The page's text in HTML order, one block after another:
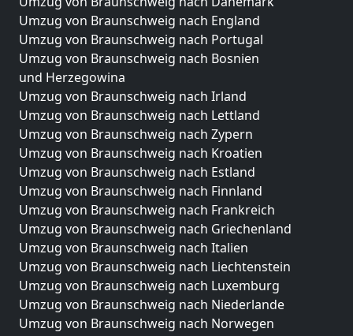
Umzug von Braunschweig nach England
Umzug von Braunschweig nach Portugal
Umzug von Braunschweig nach Bosnien
und Herzegowina
Umzug von Braunschweig nach Irland
Umzug von Braunschweig nach Lettland
Umzug von Braunschweig nach Zypern
Umzug von Braunschweig nach Kroatien
Umzug von Braunschweig nach Estland
Umzug von Braunschweig nach Finnland
Umzug von Braunschweig nach Frankreich
Umzug von Braunschweig nach Griechenland
Umzug von Braunschweig nach Italien
Umzug von Braunschweig nach Liechtenstein
Umzug von Braunschweig nach Luxemburg
Umzug von Braunschweig nach Niederlande
Umzug von Braunschweig nach Norwegen